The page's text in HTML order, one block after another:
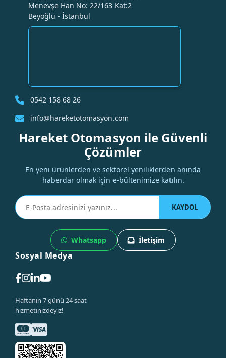
Menevşe Han No: 22/163 Kat:2
Beyoğlu - İstanbul
0542 158 68 26
info@hareketotomasyon.com
Hareket Otomasyon ile Güvenli
Çözümler
En yeni ürünlerden ve sektörel yeniliklerden anında
haberdar olmak için e-bültenimize katılın.
KAYDOL
Whatsapp İletişim
Sosyal Medya
Haftanın 7 günü 24 saat
hizmetinizdeyiz!